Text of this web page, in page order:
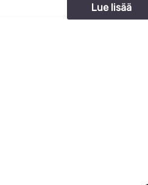
Lue lisää